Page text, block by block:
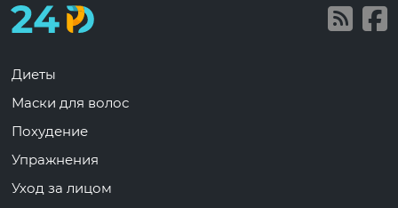
Диеты
Маски для волос
Похудение
Упражнения
Уход за лицом